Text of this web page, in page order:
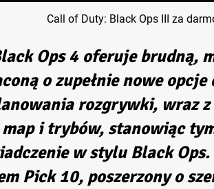
Call of Duty: Black Ops III za
Ops 4 oferuje brudną,
o zupełnie nowe
rozgrywki, wraz
i trybów, stanowiąc
w stylu Black
Pick 10, poszerzony o